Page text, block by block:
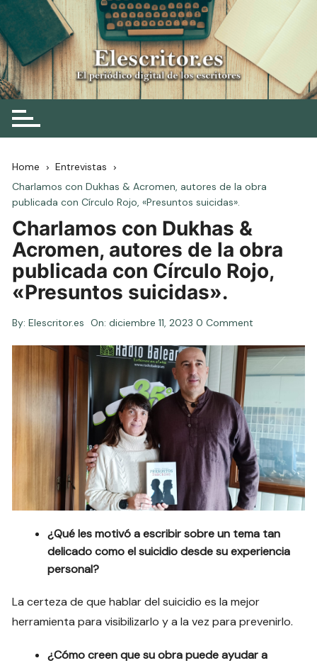
Skip
to
content
Elescritor.es
El periódico digital de los escritores
Home
Entrevistas
Charlamos con Dukhas & Acromen, autores de la obra
publicada con Círculo Rojo, «Presuntos suicidas».
Charlamos con Dukhas &
Acromen, autores de la obra
publicada con Círculo Rojo,
«Presuntos suicidas».
By: Elescritor.es On:diciembre 11, 2023 0 Comment
¿Qué les motivó a escribir sobre un tema tan
delicado como el suicidio desde su experiencia
personal?
La certeza de que hablar del suicidio es la mejor
herramienta para visibilizarlo y a la vez para prevenirlo.
¿Cómo creen que su obra puede ayudar a